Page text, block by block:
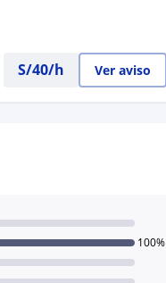
S/40/h Ver aviso
100%